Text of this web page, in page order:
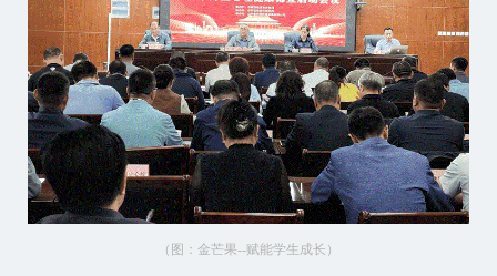
（图：金芒果--赋能学生成长）